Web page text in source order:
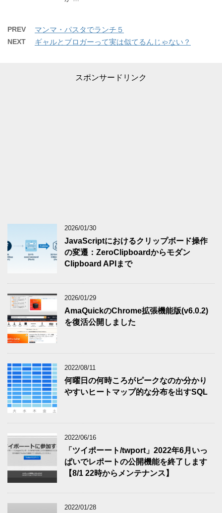
PREV マンマ・パスタでランチ５
NEXT ギャルとブロガーって実は似てるんじゃない？
スポンサードリンク
2026/01/30
JavaScriptにおけるクリップボード操作
の変遷：ZeroClipboardからモダン
Clipboard APIまで
2026/01/29
AmaQuickのChrome拡張機能版(v6.0.2)
を復活公開しました
2022/08/11
何曜日の何時ころがピークなのか分かり
やすいヒートマップ的な分布を出すSQL
2022/06/16
「ツイポーート/twport」2022年6月いっ
ぱいでレポートの公開機能を終了します
【8/1 22時からメンテナンス】
2022/01/28